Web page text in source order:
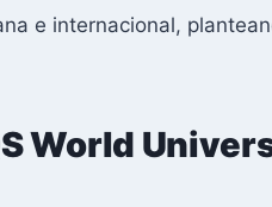
e internacional,
World